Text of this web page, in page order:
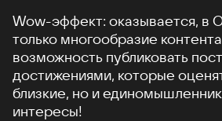
Wow-эффект: оказывается, в
только многообразие
возможность публиковать
достижениями, которые
близкие, но и
интересы!